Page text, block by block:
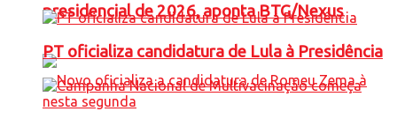
presidencial de 2026, aponta BTG/Nexus
PT oficializa candidatura de Lula à Presidência